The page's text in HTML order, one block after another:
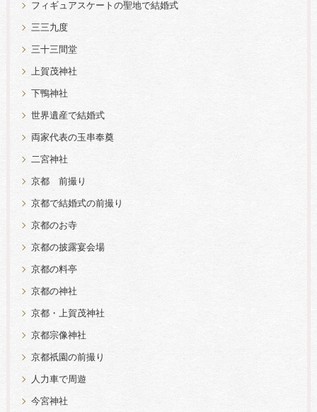
フィギュアスケートの聖地で結婚式
三三九度
三十三間堂
上賀茂神社
下鴨神社
世界遺産で結婚式
両家代表の玉串奉奠
二宮神社
京都 前撮り
京都で結婚式の前撮り
京都のお寺
京都の披露宴会場
京都の料亭
京都の神社
京都・上賀茂神社
京都宗像神社
京都祇園の前撮り
人力車で周遊
今宮神社